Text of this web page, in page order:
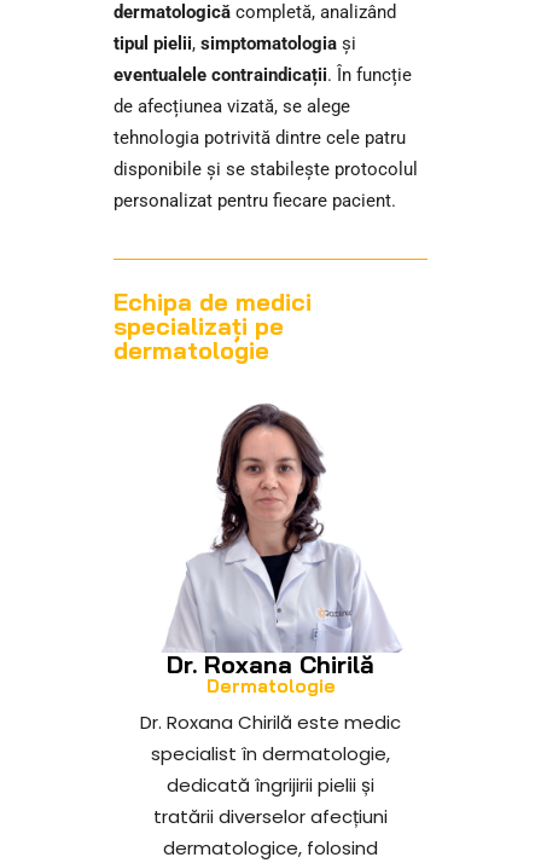
dermatologică completă, analizând
tipul pielii, simptomatologia și
eventualele contraindicații. În funcție
de afecțiunea vizată, se alege
tehnologia potrivită dintre cele patru
disponibile și se stabilește protocolul
personalizat pentru fiecare pacient.
Echipa de medici
specializați pe
dermatologie
Dr. Roxana Chirilă
Dermatologie
Dr. Roxana Chirilă este medic
specialist în dermatologie,
dedicată îngrijirii pielii și
tratării diverselor afecțiuni
dermatologice, folosind